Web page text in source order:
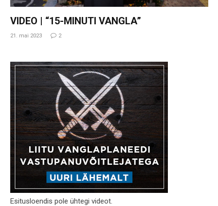
VIDEO | “15-MINUTI VANGLA”
21. mai 2023 2
Esitusloendis pole ühtegi videot.